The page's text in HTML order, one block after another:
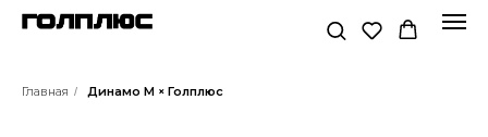
Главная / Динамо М × Голплюс